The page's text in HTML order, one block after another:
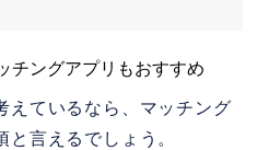
えているなら、マッチング
言えるでしょう。